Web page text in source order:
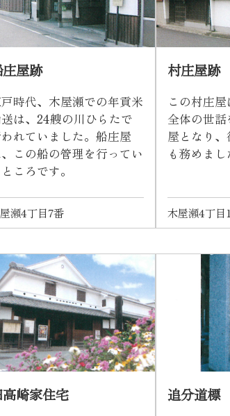
屋跡
時代、木屋瀬での年貢米
は、24艘の川ひらたで
れていました。船庄屋
この船の管理を行ってい
ころです。
瀬4丁目7番
村庄屋跡
この村庄
全体の世
屋となり
も務めまし
木屋瀬4丁目
高崎家住宅 追分道標